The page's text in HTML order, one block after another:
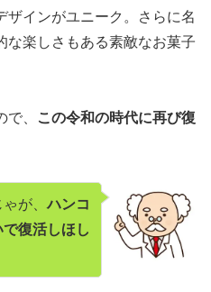
ザインがユニーク。さらに名
な楽しさもある素敵なお菓子
、
この令和の時代に再び復
ゃが、ハンコ
復活しほし